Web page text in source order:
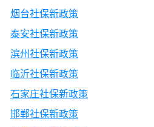
烟台社保新政策
泰安社保新政策
滨州社保新政策
临沂社保新政策
石家庄社保新政策
邯郸社保新政策